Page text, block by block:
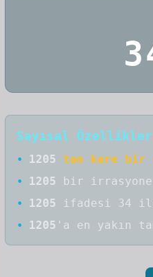
Sayısal
• 1205 tam kare bir
•
1205 bir
•
1205
ifadesi 34
•
1205 'a en yakın